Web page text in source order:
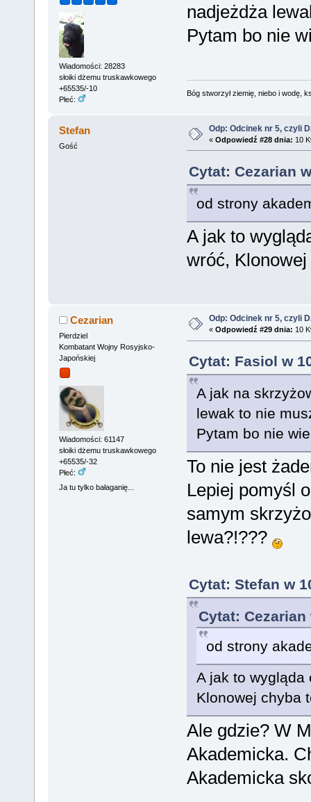
Wiadomości: 28283
słoiki dżemu truskawkowego
+65535/-10
Płeć:
nadjeżdża
Pytam bo nie
Bóg stworzył ziemię, niebo i wodę,
Stefan
Gość
Odp: Odcinek nr 5, czyli
« Odpowiedź #28 dnia: 10
Cytat: Cezarian
od strony
A jak to
wróć,
Cezarian
Pierdziel
Kombatant Wojny Rosyjsko-
Japońskiej
Wiadomości: 61147
słoiki dżemu truskawkowego
+65535/-32
Płeć:
Ja tu tylko bałaganię...
Odp: Odcinek nr 5, czyli
« Odpowiedź #29 dnia: 10
Cytat: Fasiol w
A jak na
lewak to nie
Pytam bo nie
To nie jest
Lepiej pomyśl
samym
lewa?!???
Cytat: Stefan w
Cytat: Cezarian
od strony
A jak to wygląda
Klonowej chyba
Ale gdzie? W
Akademicka.
Akademicka